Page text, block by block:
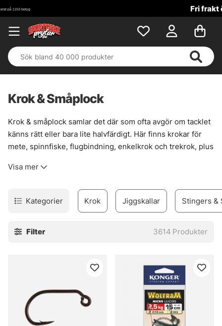
Krok & Småplock
Krok & småplock samlar det där som ofta avgör om tacklet
känns rätt eller bara lite halvfärdigt. Här finns krokar för
mete, spinnfiske, flugbindning, enkelkrok och trekrok, plus
när det väl gäller. En bra krok sitter inte bara fast. Den
Sortimentet är brett nog för att täcka många metoder, men
ändå lätt att sortera i huvudet. För den som bygger egna
stingers och tafsar. Små saker, javisst. Men ofta är det just
Utforska gärna de viktigaste underkategorierna:
» Krok » Flugbindningsmaterial » Tafsar
Visa mer
Kategorier Krok Jiggskallar Stingers &
Filter 3614 Produkter